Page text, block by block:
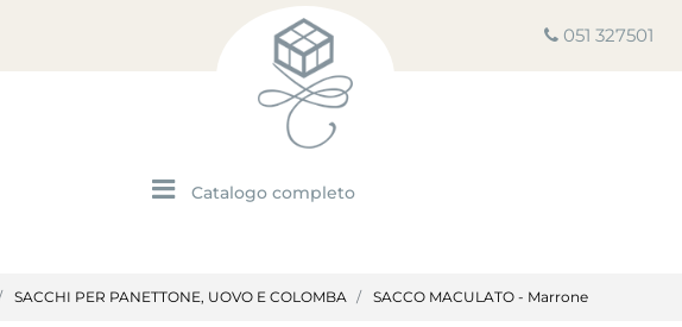
051 327501
Open menu
SACCHI PER PANETTONE, UOVO E COLOMBA SACCO MACULATO - Marrone